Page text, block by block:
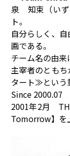
泉 知束（い
ト。
自分らしく、
画である。
チーム名の由来
主宰者のとも
タート≫という
Since 2000.07
2001年2月
Tomorrow】を